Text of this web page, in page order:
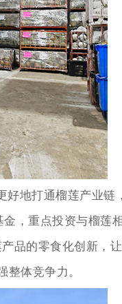
好地打通榴莲产业链
，重点投资与榴莲
品的零食化创新，
体竞争力。